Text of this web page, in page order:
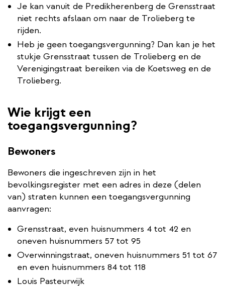
Je kan vanuit de Predikherenberg de Grensstraat
niet rechts afslaan om naar de Trolieberg te
rijden.
Heb je geen toegangsvergunning? Dan kan je het
stukje Grensstraat tussen de Trolieberg en de
Verenigingstraat bereiken via de Koetsweg en de
Trolieberg.
Wie krijgt een
toegangsvergunning?
Bewoners
Bewoners die ingeschreven zijn in het
bevolkingsregister met een adres in deze (delen
van) straten kunnen een toegangsvergunning
aanvragen:
Grensstraat, even huisnummers 4 tot 42 en
oneven huisnummers 57 tot 95
Overwinningstraat, oneven huisnummers 51 tot 67
en even huisnummers 84 tot 118
Louis Pasteurwijk